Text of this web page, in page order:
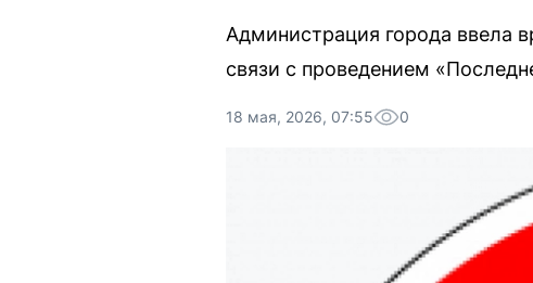
Администрация города ввела
связи с проведением
18 мая, 2026, 07:55 0